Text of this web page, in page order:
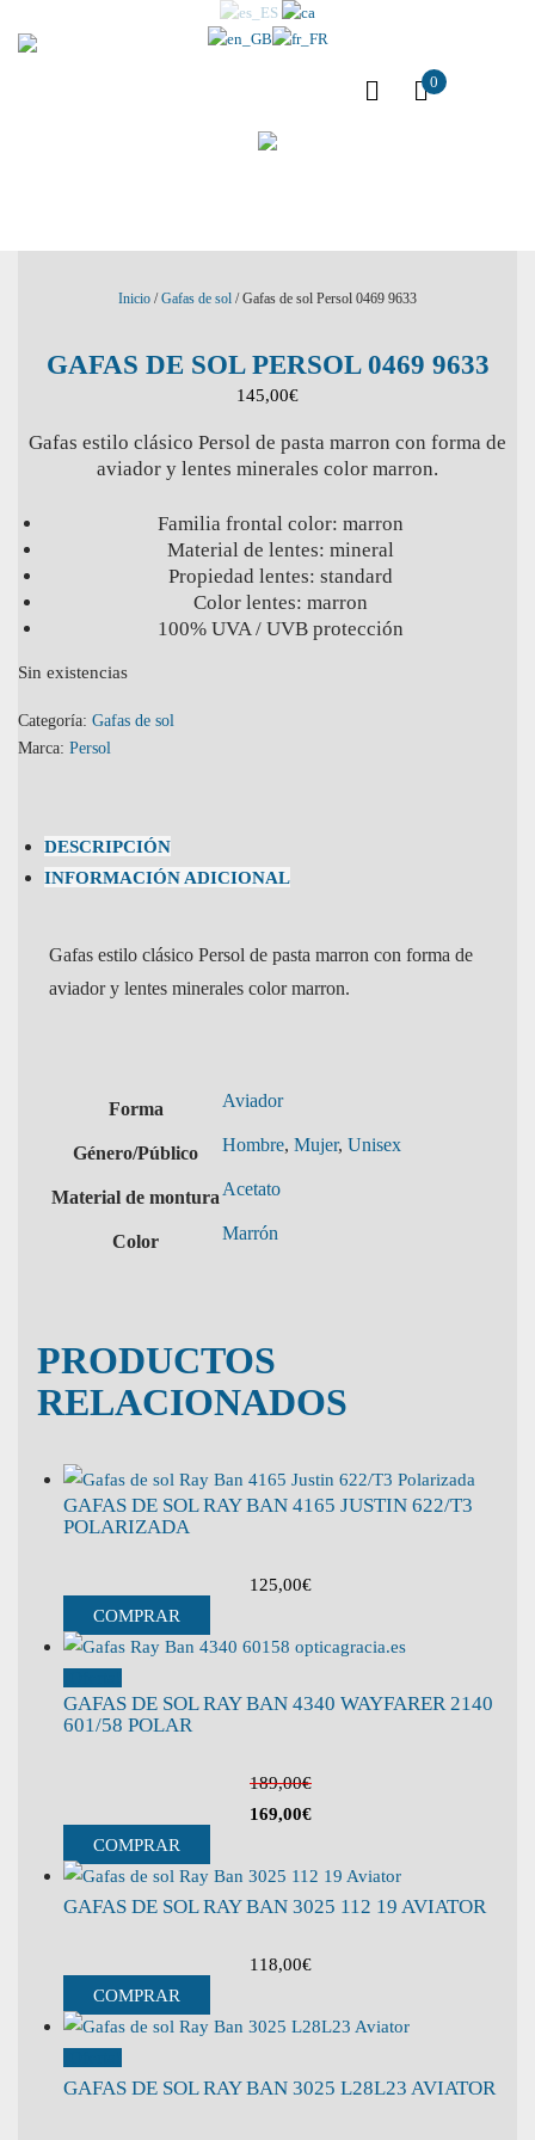
0
Inicio /Gafas de sol / Gafas de sol Persol 0469 9633
GAFAS DE SOL PERSOL 0469 9633
145,00€
Gafas estilo clásico Persol de pasta marron con forma de
aviador y lentes minerales color marron.
Familia frontal color: marron
Material de lentes: mineral
Propiedad lentes: standard
Color lentes: marron
100% UVA / UVB protección
Sin existencias
Categoría: Gafas de sol
Marca: Persol
DESCRIPCIÓN
INFORMACIÓN ADICIONAL
Gafas estilo clásico Persol de pasta marron con forma de
aviador y lentes minerales color marron.
Forma Aviador
Género/Público Hombre, Mujer, Unisex
Material de montura Acetato
Color Marrón
PRODUCTOS
RELACIONADOS
GAFAS DE SOL RAY BAN 4165 JUSTIN 622/T3
POLARIZADA
125,00€
COMPRAR
GAFAS DE SOL RAY BAN 4340 WAYFARER 2140
601/58 POLAR
189,00€
169,00€
COMPRAR
GAFAS DE SOL RAY BAN 3025 112 19 AVIATOR
118,00€
COMPRAR
GAFAS DE SOL RAY BAN 3025 L28L23 AVIATOR